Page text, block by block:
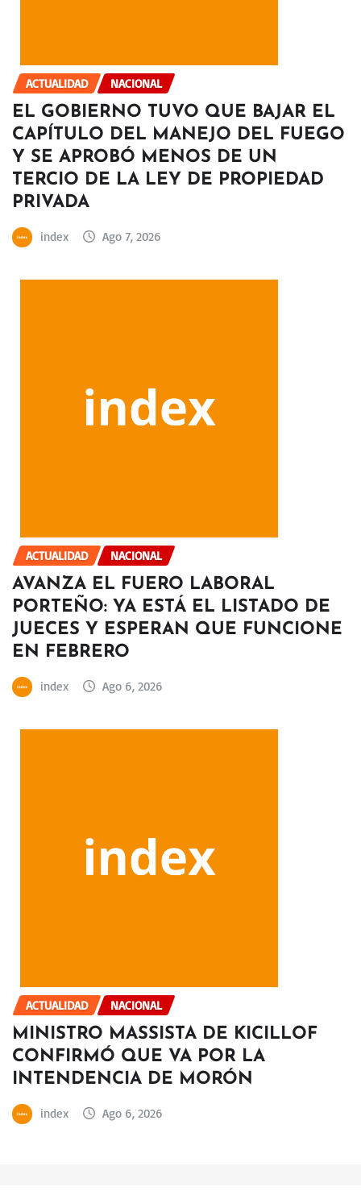
ACTUALIDAD NACIONAL
EL GOBIERNO TUVO QUE BAJAR EL
CAPÍTULO DEL MANEJO DEL FUEGO
Y SE APROBÓ MENOS DE UN
TERCIO DE LA LEY DE PROPIEDAD
PRIVADA
index Ago 7, 2026
ACTUALIDAD NACIONAL
AVANZA EL FUERO LABORAL
PORTEÑO: YA ESTÁ EL LISTADO DE
JUECES Y ESPERAN QUE FUNCIONE
EN FEBRERO
index Ago 6, 2026
ACTUALIDAD NACIONAL
MINISTRO MASSISTA DE KICILLOF
CONFIRMÓ QUE VA POR LA
INTENDENCIA DE MORÓN
index Ago 6, 2026